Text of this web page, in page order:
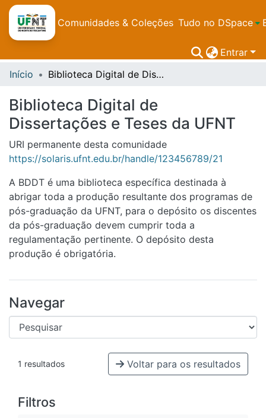
Comunidades & Coleções Tudo no DSpace
Entrar
Início
Biblioteca Digital de Dissertações e Teses da UFNT
Biblioteca Digital de
Dissertações e Teses da UFNT
URI permanente desta comunidade
https://solaris.ufnt.edu.br/handle/123456789/21
A BDDT é uma biblioteca específica destinada à
abrigar toda a produção resultante dos programas de
pós-graduação da UFNT, para o depósito os discentes
da pós-graduação devem cumprir toda a
regulamentação pertinente. O depósito desta
produção é obrigatória.
Navegar
1 resultados Voltar para os resultados
Filtros